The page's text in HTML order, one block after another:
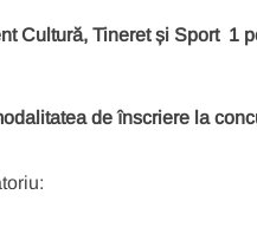
Cultură, Tineret și Sport 1
de înscriere la